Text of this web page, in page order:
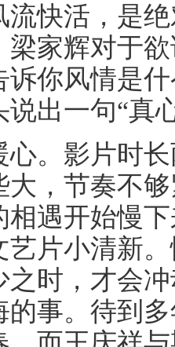
流快活，是
梁家辉对于
诉你风情是
出一句“真
影片时长
大，节奏不
相遇开始慢
艺片小清新
之时，才会
的事。待到